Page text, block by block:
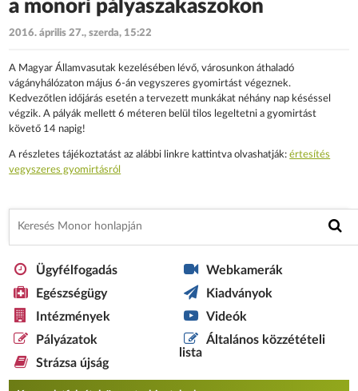
a monori pályaszakaszokon
2016. április 27., szerda, 15:22
A Magyar Államvasutak kezelésében lévő, városunkon áthaladó
vágányhálózaton május 6-án vegyszeres gyomirtást végeznek.
Kedvezőtlen időjárás esetén a tervezett munkákat néhány nap késéssel
végzik. A pályák mellett 6 méteren belül tilos legeltetni a gyomirtást
követő 14 napig!
A részletes tájékoztatást az alábbi linkre kattintva olvashatják:értesítés
vegyszeres gyomirtásról
Ügyfélfogadás
Egészségügy
Intézmények
Pályázatok
Strázsa újság
Webkamerák
Kiadványok
Videók
Általános közzétételi
lista